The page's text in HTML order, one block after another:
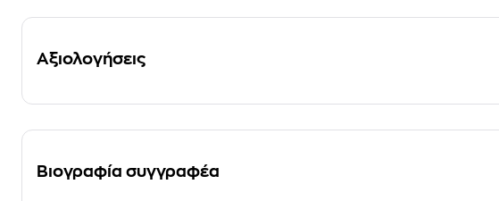
Αξιολογήσεις
Βιογραφία συγγραφέα